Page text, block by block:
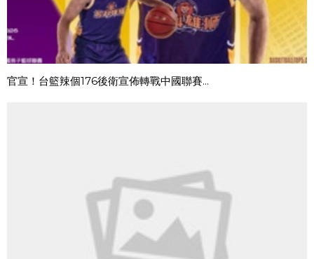
官宣！台籃辣個176後衛宣佈轉戰中國聯賽...